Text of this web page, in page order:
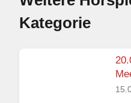
Kategorie